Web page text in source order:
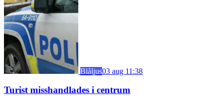
Blåljus03 aug 11:38
Turist misshandlades i centrum